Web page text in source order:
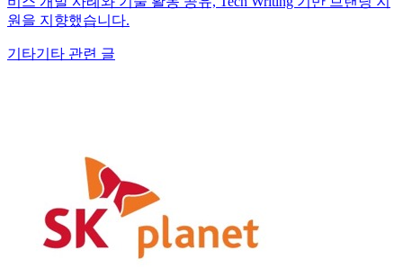
원을 지향했습니다.
기타기타 관련 글